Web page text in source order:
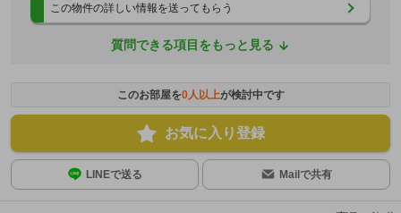
この物件の詳しい情報を送ってもらう
質問できる項目をもっと見る
このお部屋を0人以上が検討中です
お気に入り登録
LINEで送る Mailで共有